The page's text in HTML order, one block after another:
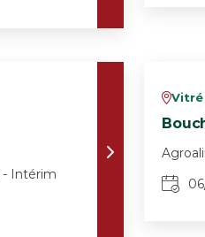
- Intérim
vVitré